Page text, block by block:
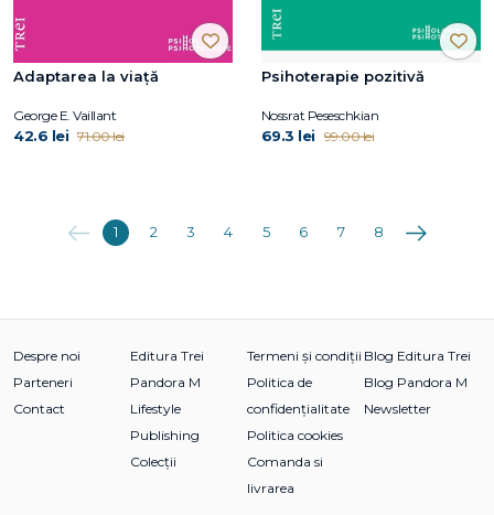
Adaptarea la viață
George E. Vaillant
42.6 lei 71.00 lei
Psihoterapie pozitivă
Nossrat Peseschkian
69.3 lei 99.00 lei
Anterioara
1 2 3 4 5 6 7 8 Următoarea
Despre noi
Parteneri
Contact
Editura Trei
Pandora M
Lifestyle
Publishing
Colecții
Termeni și condiții
Politica de
confidențialitate
Politica cookies
Comanda si
livrarea
Blog Editura Trei
Blog Pandora M
Newsletter